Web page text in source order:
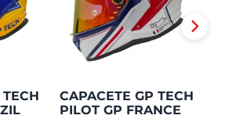
CAPACETE GP TECH
PILOT GP FRANCE